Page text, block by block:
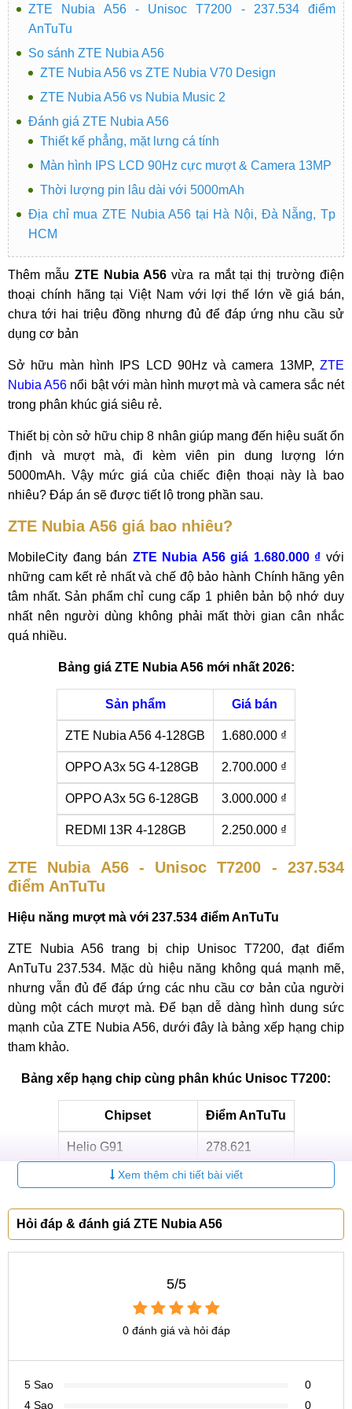
ZTE Nubia A56 - Unisoc T7200 - 237.534 điểm
AnTuTu
So sánh ZTE Nubia A56
ZTE Nubia A56 vs ZTE Nubia V70 Design
ZTE Nubia A56 vs Nubia Music 2
Đánh giá ZTE Nubia A56
Thiết kế phẳng, mặt lưng cá tính
Màn hình IPS LCD 90Hz cực mượt & Camera 13MP
Thời lượng pin lâu dài với 5000mAh
Địa chỉ mua ZTE Nubia A56 tại Hà Nội, Đà Nẵng, Tp
HCM
Thêm mẫu ZTE Nubia A56 vừa ra mắt tại thị trường điện
thoại chính hãng tại Việt Nam với lợi thế lớn về giá bán,
chưa tới hai triệu đồng nhưng đủ để đáp ứng nhu cầu sử
dụng cơ bản
Sở hữu màn hình IPS LCD 90Hz và camera 13MP, ZTE
Nubia A56 nổi bật với màn hình mượt mà và camera sắc nét
trong phân khúc giá siêu rẻ.
Thiết bị còn sở hữu chip 8 nhân giúp mang đến hiệu suất ổn
định và mượt mà, đi kèm viên pin dung lượng lớn
5000mAh. Vậy mức giá của chiếc điện thoại này là bao
nhiêu? Đáp án sẽ được tiết lộ trong phần sau.
ZTE Nubia A56 giá bao nhiêu?
MobileCity đang bán ZTE Nubia A56 giá 1.680.000 ₫ với
những cam kết rẻ nhất và chế độ bảo hành Chính hãng yên
tâm nhất. Sản phẩm chỉ cung cấp 1 phiên bản bộ nhớ duy
nhất nên người dùng không phải mất thời gian cân nhắc
quá nhiều.
Bảng giá ZTE Nubia A56 mới nhất 2026:
Sản phẩm Giá bán
ZTE Nubia A56 4-128GB 1.680.000 ₫
OPPO A3x 5G 4-128GB 2.700.000 ₫
OPPO A3x 5G 6-128GB 3.000.000 ₫
REDMI 13R 4-128GB 2.250.000 ₫
ZTE Nubia A56 - Unisoc T7200 - 237.534
điểm AnTuTu
Hiệu năng mượt mà với 237.534 điểm AnTuTu
ZTE Nubia A56 trang bị chip Unisoc T7200, đạt điểm
AnTuTu 237.534. Mặc dù hiệu năng không quá mạnh mẽ,
nhưng vẫn đủ để đáp ứng các nhu cầu cơ bản của người
dùng một cách mượt mà. Để bạn dễ dàng hình dung sức
mạnh của ZTE Nubia A56, dưới đây là bảng xếp hạng chip
tham khảo.
Bảng xếp hạng chip cùng phân khúc Unisoc T7200:
Chipset Điểm AnTuTu
Helio G91 278.621
Helio G81 260.675
Unisoc T7200 237.534
Snapdragon 6s Gen 1 217.285
Chip Unisoc T7200 gồm 8 nhân CPU với xung nhịp 1.6GHz
và GPU Mali-G57 MP1, tuy nhiên do sử dụng tiến trình
được đánh giá cao.
Xem thêm chi tiết bài viết
Hỏi đáp & đánh giá ZTE Nubia A56
5/5
0 đánh giá và hỏi đáp
5 Sao
0
4 Sao
0